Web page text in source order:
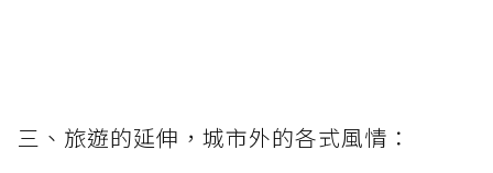
三、旅遊的延伸，城市外的各式風情：